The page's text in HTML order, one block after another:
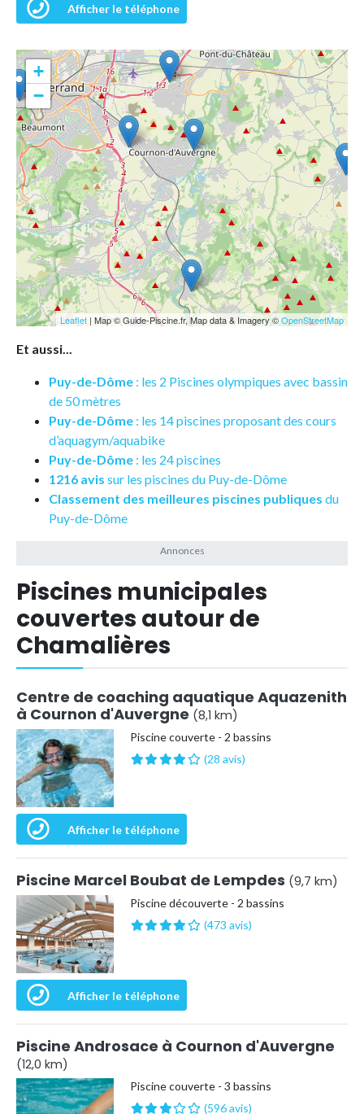
Afficher le téléphone
+
−
Leaflet | Map © Guide-Piscine.fr, Map data & Imagery ©OpenStreetMap
Et aussi...
Puy-de-Dôme : les 2 Piscines olympiques avec bassin
de 50 mètres
Puy-de-Dôme : les 14 piscines proposant des cours
d’aquagym/aquabike
Puy-de-Dôme : les 24 piscines
1216 avis sur les piscines du Puy-de-Dôme
Classement des meilleures piscines publiques du
Puy-de-Dôme
Piscines municipales
couvertes autour de
Chamalières
Centre de coaching aquatique Aquazenith
à Cournon d'Auvergne (8,1 km)
Piscine couverte - 2 bassins
(28 avis)
Afficher le téléphone
Piscine Marcel Boubat de Lempdes (9,7 km)
Piscine découverte - 2 bassins
(473 avis)
Afficher le téléphone
Piscine Androsace à Cournon d'Auvergne
(12,0 km)
Piscine couverte - 3 bassins
(596 avis)